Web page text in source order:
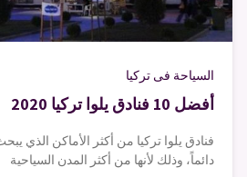
السياحة فى تركيا
أفضل 10 فنادق يلوا تركيا 2020
فنادق يلوا تركيا من أكثر الأماكن الذي
دائماً، وذلك لأنها من أكثر المدن السياحية